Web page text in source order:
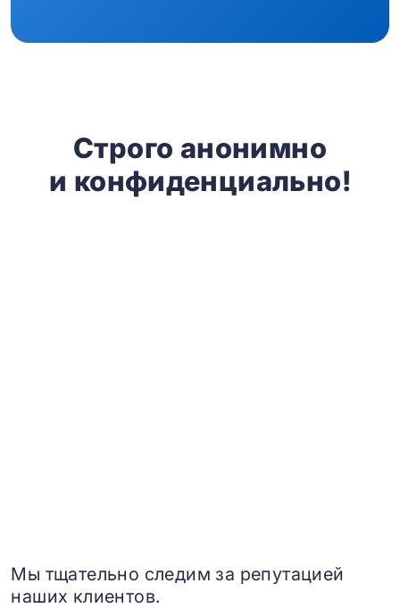
Строго анонимно
и конфиденциально!
Мы тщательно следим за репутацией
наших клиентов.